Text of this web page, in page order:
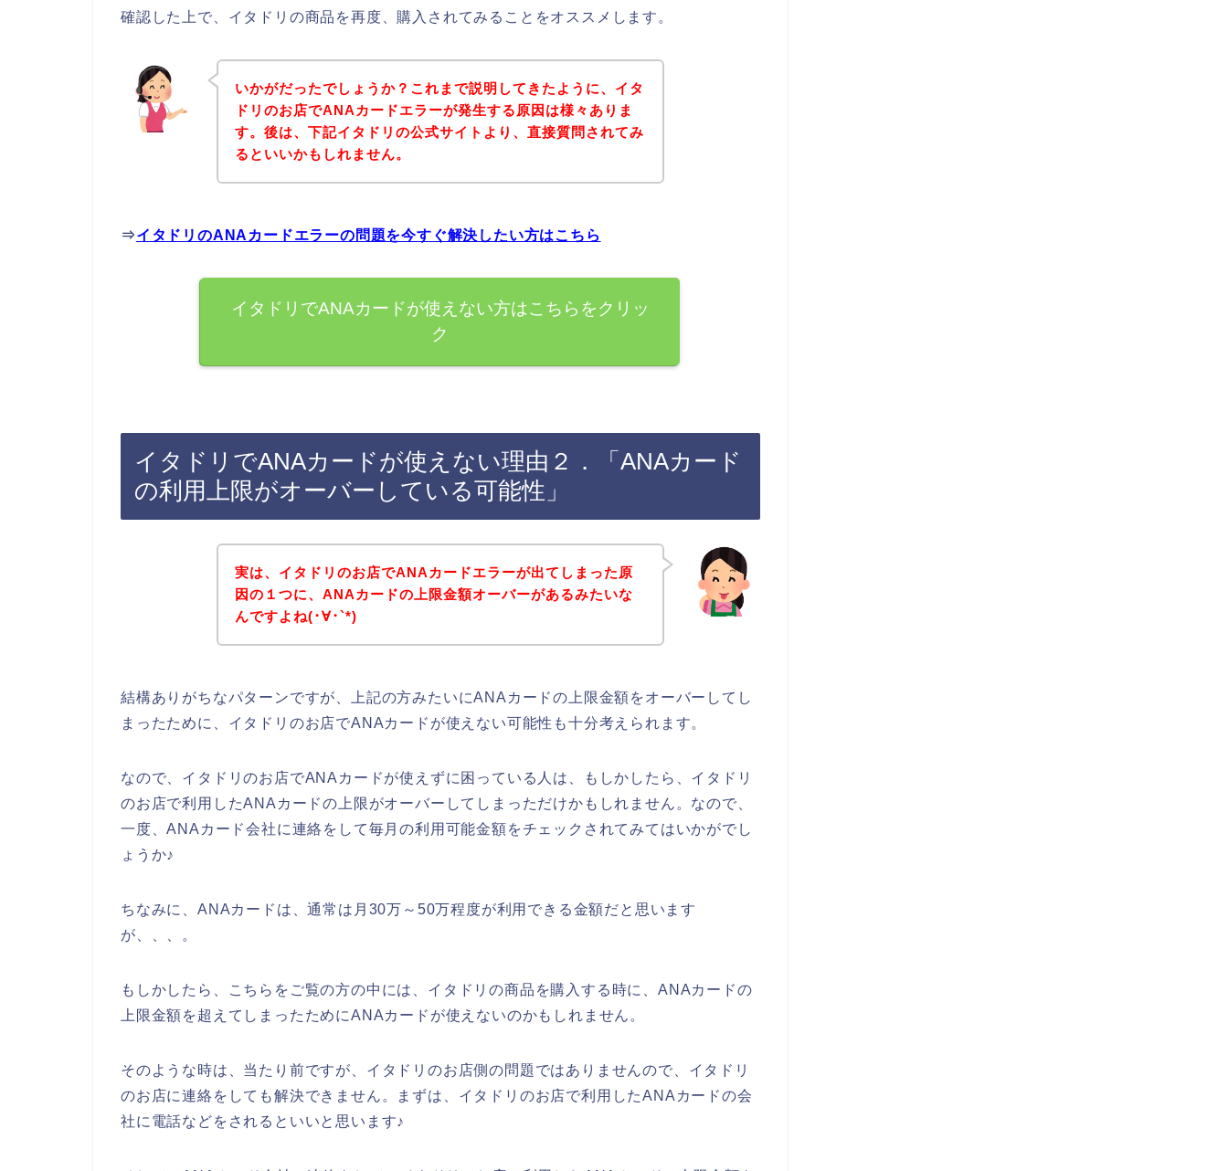
確認した上で、イタドリの商品を再度、購入されてみることをオススメします。
いかがだったでしょうか？これまで説明してきたように、イタ
ドリのお店でANAカードエラーが発生する原因は様々ありま
す。後は、下記イタドリの公式サイトより、直接質問されてみ
るといいかもしれません。
⇒イタドリのANAカードエラーの問題を今すぐ解決したい方はこちら
イタドリでANAカードが使えない方はこちらをクリッ
ク
イタドリでANAカードが使えない理由２．「ANAカード
の利用上限がオーバーしている可能性」
実は、イタドリのお店でANAカードエラーが出てしまった原
因の１つに、ANAカードの上限金額オーバーがあるみたいな
んですよね(･∀･`*)
結構ありがちなパターンですが、上記の方みたいにANAカードの上限金額をオーバーしてし
まったために、イタドリのお店でANAカードが使えない可能性も十分考えられます。
なので、イタドリのお店でANAカードが使えずに困っている人は、もしかしたら、イタドリ
のお店で利用したANAカードの上限がオーバーしてしまっただけかもしれません。なので、
一度、ANAカード会社に連絡をして毎月の利用可能金額をチェックされてみてはいかがでし
ょうか♪
ちなみに、ANAカードは、通常は月30万～50万程度が利用できる金額だと思います
が、、、。
もしかしたら、こちらをご覧の方の中には、イタドリの商品を購入する時に、ANAカードの
上限金額を超えてしまったためにANAカードが使えないのかもしれません。
そのような時は、当たり前ですが、イタドリのお店側の問題ではありませんので、イタドリ
のお店に連絡をしても解決できません。まずは、イタドリのお店で利用したANAカードの会
社に電話などをされるといいと思います♪